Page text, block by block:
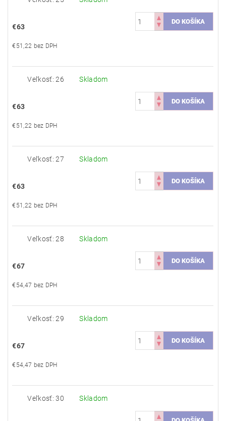
€63
€51,22 bez DPH
Veľkosť: 26 Skladom
€63
€51,22 bez DPH
Veľkosť: 27 Skladom
€63
€51,22 bez DPH
Veľkosť: 28 Skladom
€67
€54,47 bez DPH
Veľkosť: 29 Skladom
€67
€54,47 bez DPH
Veľkosť: 30 Skladom